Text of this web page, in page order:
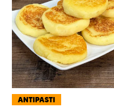
ANTIPASTI